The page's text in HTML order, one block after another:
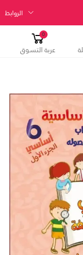
الروابط
0
عربة التسوق